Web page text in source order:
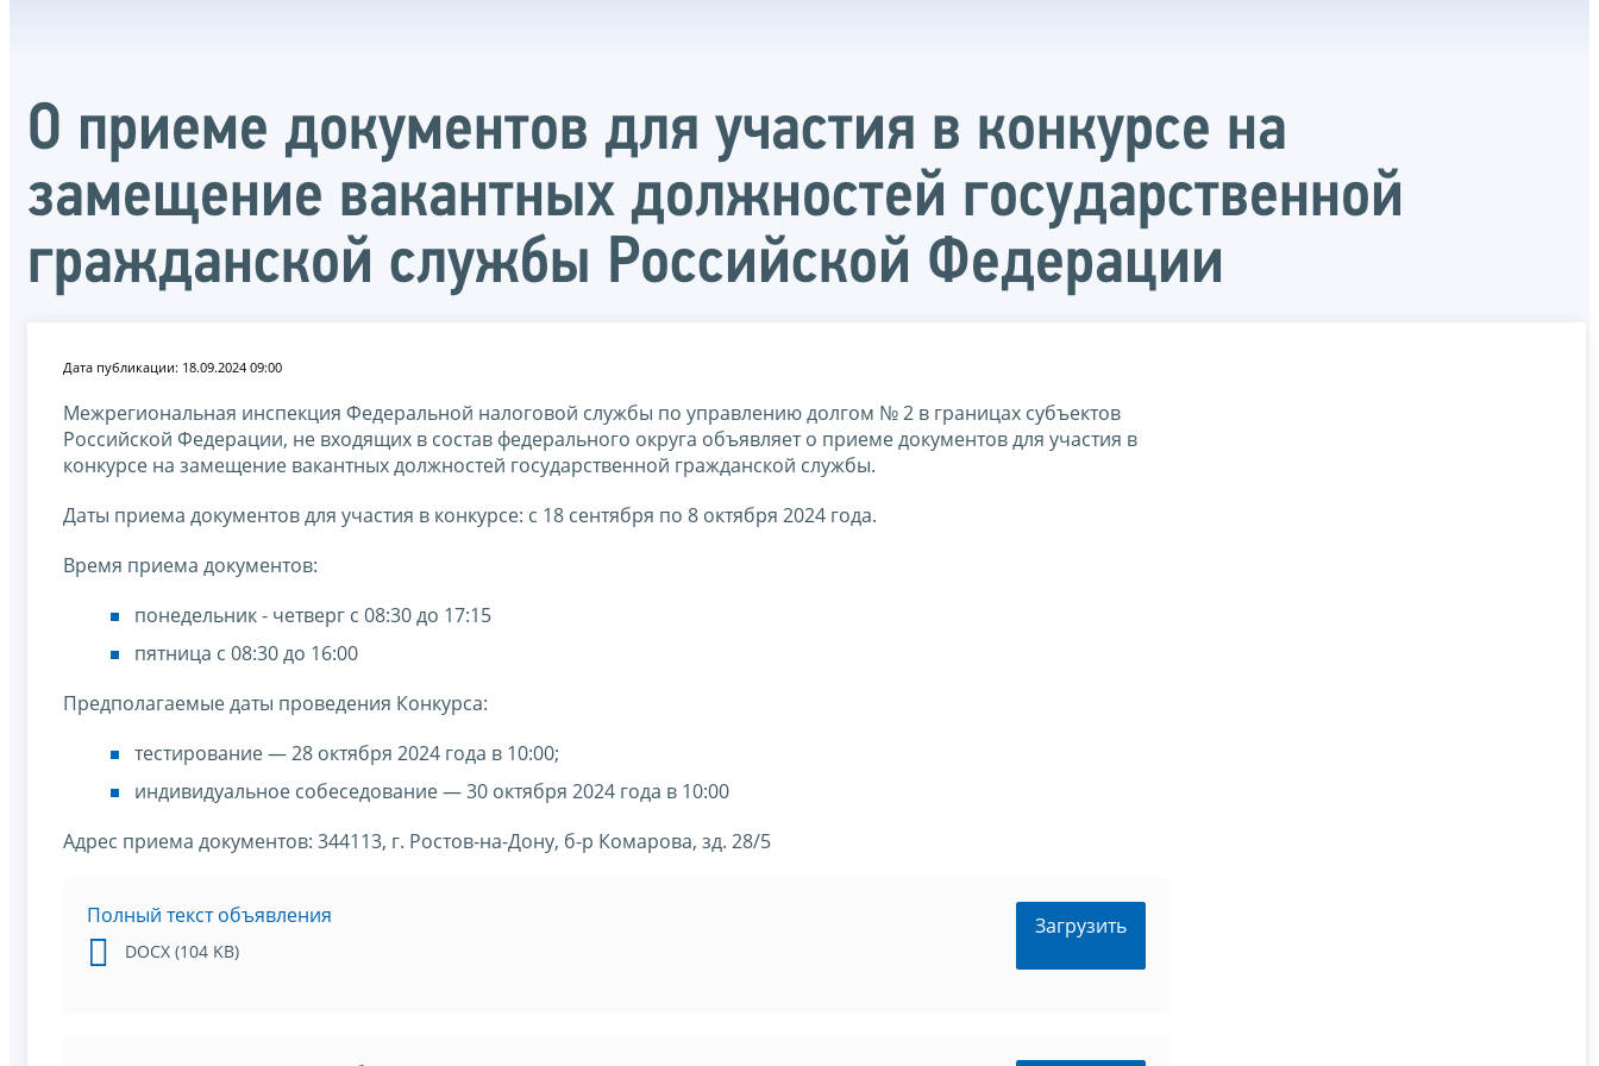
О приеме документов для участия в конкурсе на
замещение вакантных должностей государственной
гражданской службы Российской Федерации
Дата публикации: 18.09.2024 09:00
Межрегиональная инспекция Федеральной налоговой службы по управлению долгом № 2 в границах субъектов
Российской Федерации, не входящих в состав федерального округа объявляет о приеме документов для участия в
конкурсе на замещение вакантных должностей государственной гражданской службы.
Даты приема документов для участия в конкурсе: с 18 сентября по 8 октября 2024 года.
Время приема документов:
понедельник - четверг с 08:30 до 17:15
пятница с 08:30 до 16:00
Предполагаемые даты проведения Конкурса:
тестирование — 28 октября 2024 года в 10:00;
индивидуальное собеседование — 30 октября 2024 года в 10:00
Адрес приема документов: 344113, г. Ростов-на-Дону, б-р Комарова, зд. 28/5
Полный текст объявления
DOCX (104 KB)
Загрузить